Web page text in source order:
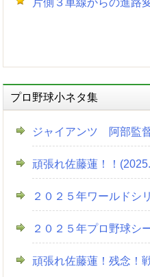
片側３車線からの進路
プロ野球小ネタ集
ジャイアンツ 阿部監
頑張れ佐藤蓮！！
２０２５年ワールドシ
２０２５年プロ野球シ
頑張れ佐藤蓮！残念！